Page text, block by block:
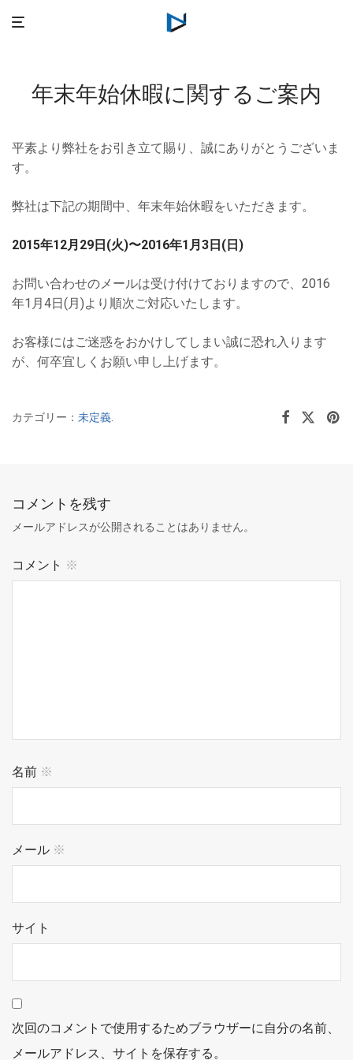
年末年始休暇に関するご案内
平素より弊社をお引き立て賜り、誠にありがとうございま
す。
弊社は下記の期間中、年末年始休暇をいただきます。
2015年12月29日(火)〜2016年1月3日(日)
お問い合わせのメールは受け付けておりますので、2016
年1月4日(月)より順次ご対応いたします。
お客様にはご迷惑をおかけしてしまい誠に恐れ入ります
が、何卒宜しくお願い申し上げます。
カテゴリー： 未定義
コメントを残す
メールアドレスが公開されることはありません。
コメント ※
名前 ※
メール ※
サイト
次回のコメントで使用するためブラウザーに自分の名前、
メールアドレス、サイトを保存する。